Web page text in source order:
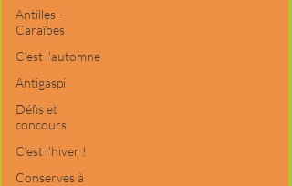
Antilles -
Caraïbes
C'est l'automne
Antigaspi
Défis et
concours
C'est l'hiver !
Conserves à